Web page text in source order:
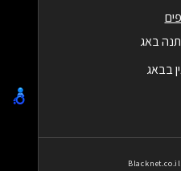
באג
בבאג